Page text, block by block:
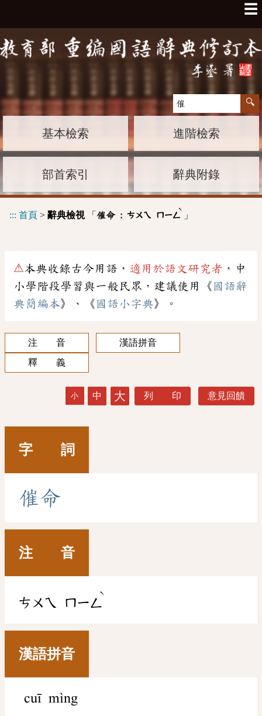
☰
基本檢索 進階檢索
部首索引 辭典附錄
::: 首頁 > 辭典檢視「 催命 : ㄘㄨㄟ ㄇㄧㄥ
ˋ
」
⚠本典收錄古今用語， 適用於語文研究者 ，中
小學階段學習與一般民眾，建議使用《 國語辭
典簡編本》、《 國語小字典》。
注 音
漢語拼音
釋 義
小 中 大 列 印 意見回饋
字 詞
催命
注 音
ㄘㄨㄟ ㄇㄧㄥ
ˋ
漢語拼音
cuī mìng